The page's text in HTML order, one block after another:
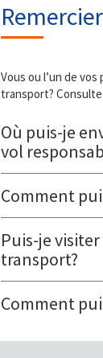
Vous ou l’un de
transport?
Où puis-je
vol
Comment
Puis-je
transport?
Comment